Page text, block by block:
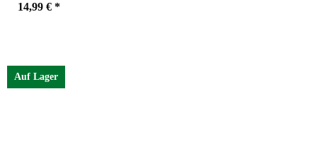
14,99 € *
Auf Lager